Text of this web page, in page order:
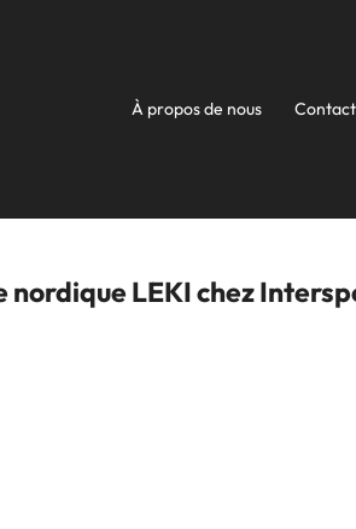
À propos de nous Contact
nordique LEKI chez